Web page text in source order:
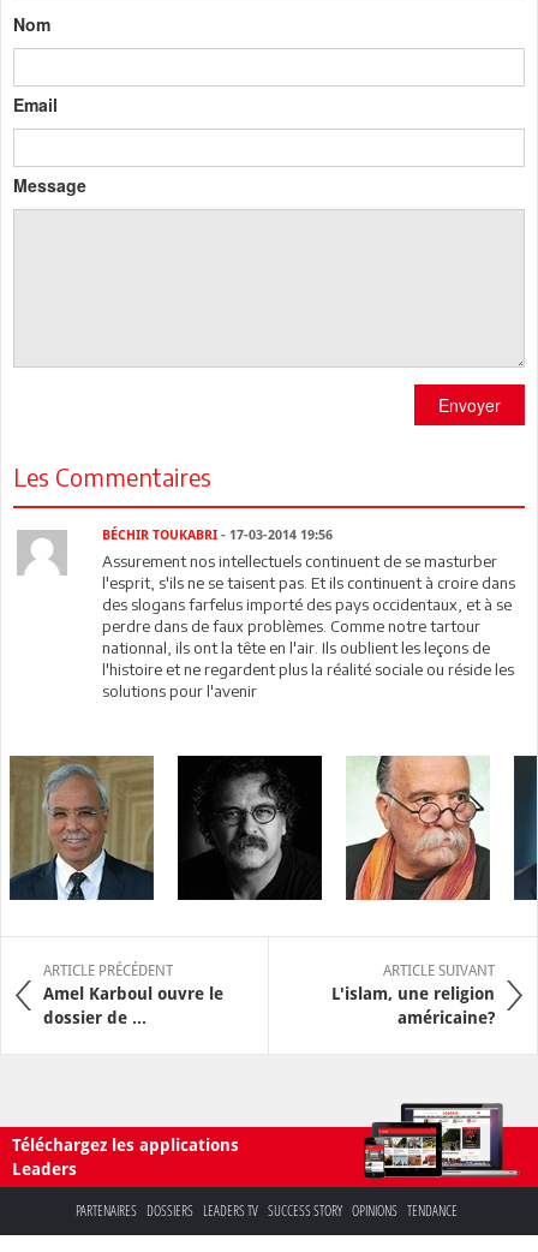
Nom
Email
Message
Envoyer
Les Commentaires
BÉCHIR TOUKABRI - 17-03-2014 19:56
Assurement nos intellectuels continuent de se masturber
l'esprit, s'ils ne se taisent pas. Et ils continuent à croire dans
des slogans farfelus importé des pays occidentaux, et à se
perdre dans de faux problèmes. Comme notre tartour
nationnal, ils ont la tête en l'air. Ils oublient les leçons de
l'histoire et ne regardent plus la réalité sociale ou réside les
solutions pour l'avenir
ARTICLE PRÉCÉDENT
Amel Karboul ouvre le
dossier de ...
ARTICLE SUIVANT
L'islam, une religion
américaine?
Téléchargez les applications
Leaders
PARTENAIRES DOSSIERS LEADERS TV SUCCESS STORY OPINIONS TENDANCE